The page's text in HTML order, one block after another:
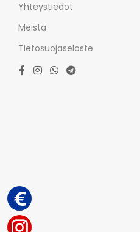
Yhteystiedot
Meista
Tietosuojaseloste